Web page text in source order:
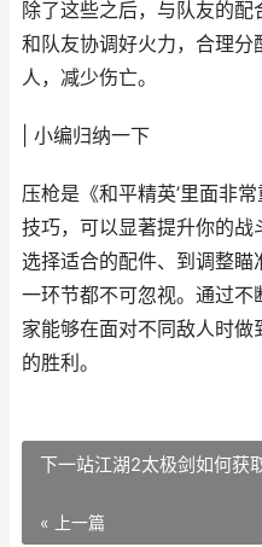
除了这些之后，与队友的
和队友协调好火力，合理
人，减少伤亡。
| 小编归纳一下
压枪是《和平精英’里面非
技巧，可以显著提升你的战
选择适合的配件、到调整
一环节都不可忽视。通过
家能够在面对不同敌人时
的胜利。
下一站江湖2太极剑如何获
« 上一篇